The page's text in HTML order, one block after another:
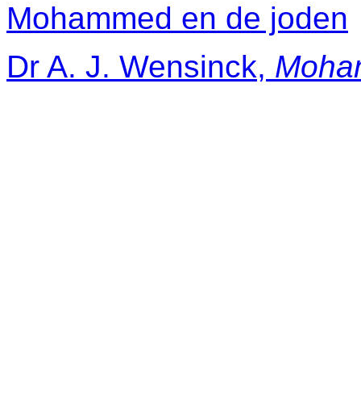
Mohammed en de joden
Dr A. J. Wensinck,